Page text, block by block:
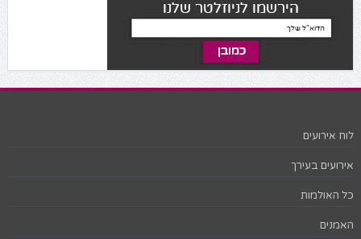
לוח אירועים
אירועים בעירך
כל האולמות
האמנים